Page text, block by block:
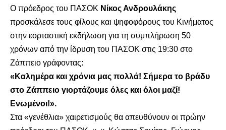
Ο πρόεδρος του ΠΑΣΟΚ Νίκος Ανδρουλάκης
προσκάλεσε τους φίλους και ψηφοφόρους του Κινήματος
στην εορταστική εκδήλωση για τη συμπλήρωση 50
χρόνων από την ίδρυση του ΠΑΣΟΚ στις 19:30 στο
Ζάππειο γράφοντας:
«Καλημέρα και χρόνια μας πολλά! Σήμερα το βράδυ
στο Ζάππειο γιορτάζουμε όλες και όλοι μαζί!
Ενωμένοι!».
Στα «γενέθλια» χαιρετισμούς θα απευθύνουν οι πρώην